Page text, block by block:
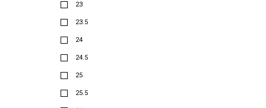
23
23.5
24
24.5
25
25.5